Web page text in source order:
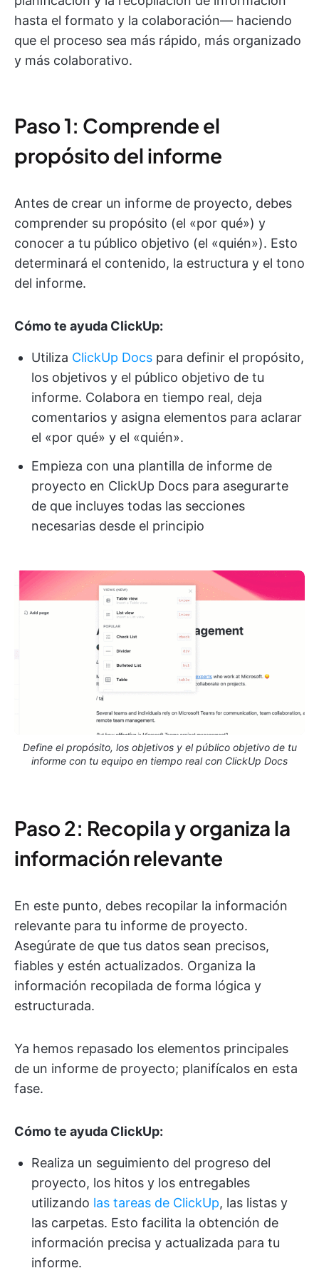
hasta el formato y la colaboración— haciendo
que el proceso sea más rápido, más organizado
y más colaborativo.
Paso 1: Comprende el
propósito del informe
Antes de crear un informe de proyecto, debes
comprender su propósito (el «por qué») y
conocer a tu público objetivo (el «quién»). Esto
determinará el contenido, la estructura y el tono
del informe.
Cómo te ayuda ClickUp:
Utiliza ClickUp Docs para definir el propósito,
los objetivos y el público objetivo de tu
informe. Colabora en tiempo real, deja
comentarios y asigna elementos para aclarar
el «por qué» y el «quién».
Empieza con una plantilla de informe de
proyecto en ClickUp Docs para asegurarte
de que incluyes todas las secciones
necesarias desde el principio
Define el propósito, los objetivos y el público objetivo de tu
informe con tu equipo en tiempo real con ClickUp Docs
Paso 2: Recopila y organiza la
información relevante
En este punto, debes recopilar la información
relevante para tu informe de proyecto.
Asegúrate de que tus datos sean precisos,
fiables y estén actualizados. Organiza la
información recopilada de forma lógica y
estructurada.
Ya hemos repasado los elementos principales
de un informe de proyecto; planifícalos en esta
fase.
Cómo te ayuda ClickUp:
Realiza un seguimiento del progreso del
proyecto, los hitos y los entregables
utilizando las tareas de ClickUp, las listas y
las carpetas. Esto facilita la obtención de
información precisa y actualizada para tu
informe.